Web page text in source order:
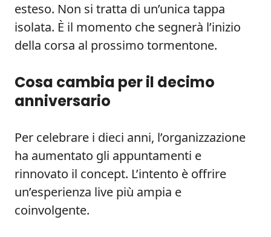
esteso. Non si tratta di un’unica tappa
isolata. È il momento che segnerà l’inizio
della corsa al prossimo tormentone.
Cosa cambia per il decimo
anniversario
Per celebrare i dieci anni, l’organizzazione
ha aumentato gli appuntamenti e
rinnovato il concept. L’intento è offrire
un’esperienza live più ampia e
coinvolgente.